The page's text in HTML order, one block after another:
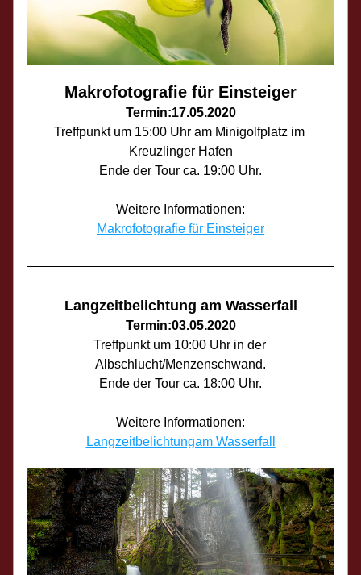
Makrofotografie für Einsteiger
Termin:17.05.2020
Treffpunkt um 15:00 Uhr am Minigolfplatz im
Kreuzlinger Hafen
Ende der Tour ca. 19:00 Uhr.
Weitere Informationen:
Makrofotografie für Einsteiger
Langzeitbelichtung am Wasserfall
Termin:03.05.2020
Treffpunkt um 10:00 Uhr in der
Albschlucht/Menzenschwand.
Ende der Tour ca. 18:00 Uhr.
Weitere Informationen:
Langzeitbelichtungam Wasserfall